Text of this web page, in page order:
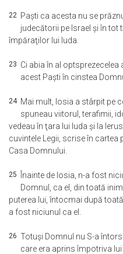
22 Paşti ca acesta nu se
judecătorii pe Israel şi în
împăraţilor lui Iuda.
23 Ci abia în al
acest Paşti în cinstea
24 Mai mult, Iosia a stârpit pe
spuneau viitorul, terafimii,
vedeau în ţara lui Iuda şi la
cuvintele Legii, scrise în cartea
Casa Domnului.
25
Înainte de Iosia, n-a fost
Domnul, ca el, din toată
puterea lui, întocmai după
a fost niciunul ca el.
26 Totuşi Domnul nu S-a
care era aprins împotriva